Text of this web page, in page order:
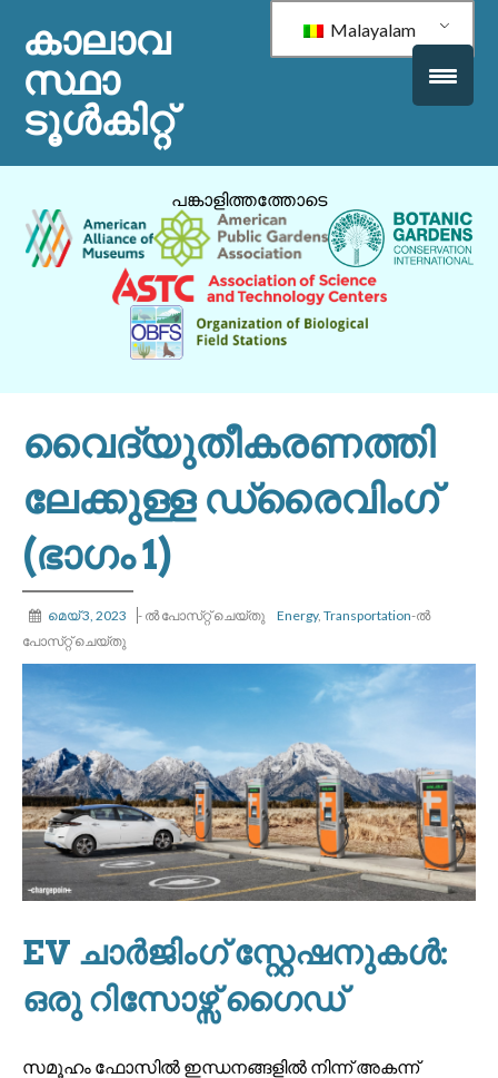
കാലാവ
സ്ഥാ
ടൂൾകിറ്റ്
Malayalam
പങ്കാളിത്തത്തോടെ
വൈദ്യുതീകരണത്തി
ലേക്കുള്ള ഡ്രൈവിംഗ്
(ഭാഗം 1)
മെയ്‌ 3, 2023 - ൽ പോസ്‌റ്റ് ചെയ്‌തു Energy, Transportation-ൽ
പോസ്‌റ്റ് ചെയ്‌തു
EV ചാർജിംഗ് സ്റ്റേഷനുകൾ:
ഒരു റിസോഴ്സ് ഗൈഡ്
സമൂഹം ഫോസിൽ ഇന്ധനങ്ങളിൽ നിന്ന് അകന്ന്